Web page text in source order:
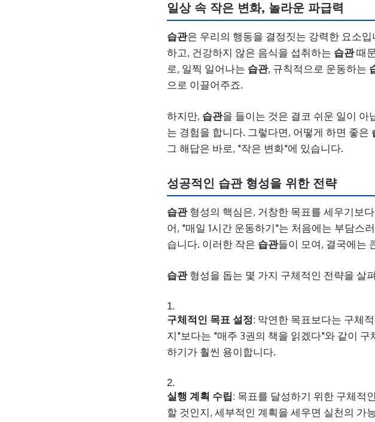
일상 속 작은 변화, 놀라운 파급력
습관은 우리의 행동을 결정짓는 강력한 요소
하고, 건강하지 않은 음식을 섭취하는 습관때
로, 일찍 일어나는 습관, 규칙적으로 운동하는
으로 이끌어주죠.
하지만, 습관을 들이는 것은 결코 쉬운 일이
는 경험을 합니다. 그렇다면, 어떻게 하면 좋은
그 해답은 바로, "작은 변화"에 있습니다.
성공적인 습관 형성을 위한 전략
습관형성의 핵심은, 거창한 목표를 세우기보
어, "매일 1시간 운동하기"는 처음에는 부담스
습니다. 이러한 작은 습관들이 모여, 결국에는
습관형성을 돕는 몇 가지 구체적인 전략을 살
구체적인 목표 설정: 막연한 목표보다는 구체
지"보다는 "매주 3권의 책을 읽겠다"와 같이
하기가 훨씬 용이합니다.
실행 계획 수립: 목표를 달성하기 위한 구체적
할 것인지, 세부적인 계획을 세우면 실천의 가